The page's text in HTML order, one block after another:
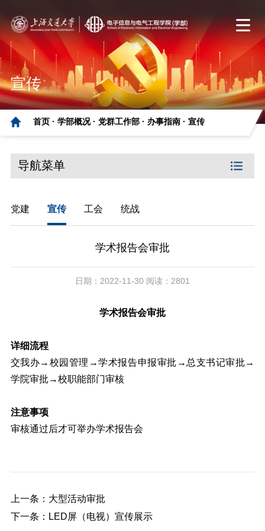
宣传
首页 · 学部概况 · 党群工作部 · 办事指南 · 宣传
导航菜单
党建 宣传 工会 统战
学术报告会审批
日期：2022-11-30 阅读：2801
学术报告会审批
详细流程
交我办→校园管理→学术报告申报审批→总支书记审批→
学院审批→校职能部门审核
注意事项
审核通过后才可举办学术报告会
上一条：大型活动审批
下一条：LED屏（电视）宣传展示